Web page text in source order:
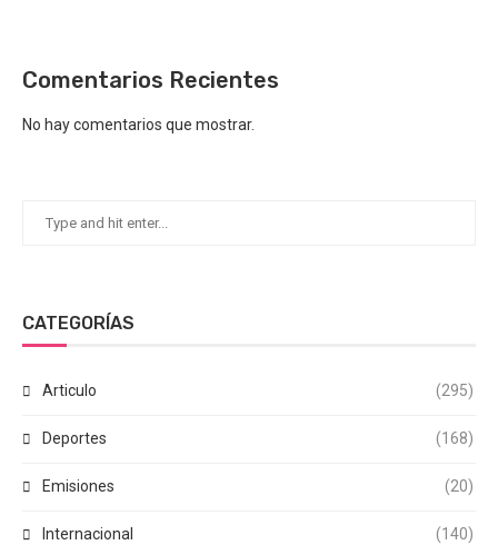
Comentarios Recientes
No hay comentarios que mostrar.
CATEGORÍAS
Articulo (295)
Deportes (168)
Emisiones (20)
Internacional (140)